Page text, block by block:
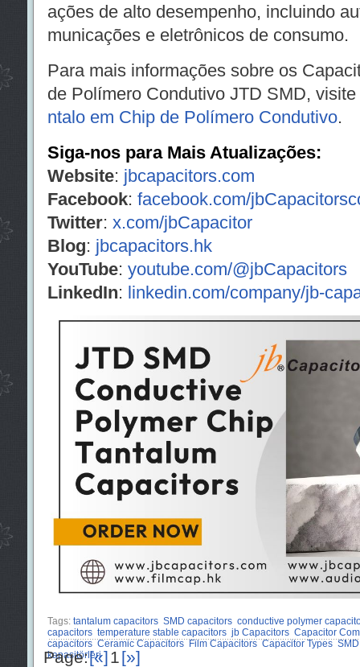
ações de alto desempenho, incluindo
municações e eletrônicos de consumo.
Para mais informações sobre os
de Polímero Condutivo JTD SMD, visite
ntalo em Chip de Polímero Condutivo.
Siga-nos para Mais Atualizações:
Website: jbcapacitors.com
Facebook: facebook.com/
Twitter: x.com/jbCapacitor
Blog: jbcapacitors.hk
YouTube: youtube.com/@jbCapacitors
LinkedIn: linkedin.com/company/jb-
Tags: tantalum capacitors SMD capacitors conductive polymer
capacitors temperature stable capacitors jb Capacitors Capacitor
capacitors Ceramic Capacitors Film Capacitors Capacitor Types
kapasitörleri
Page:[«]1[»]